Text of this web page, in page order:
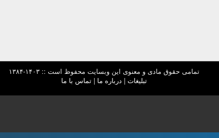
تمامی حقوق مادی و معنوی این وبسایت محفوظ است :: ۱۴۰۳-۱۳۸۴
تبلیغات | درباره ما |تماس با ما